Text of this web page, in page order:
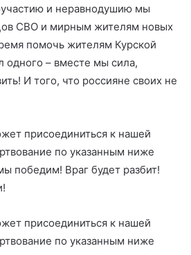
и неравнодушию мы
СВО и мирным жителям новых
помочь жителям Курской
одного – вместе мы сила,
И того, что россияне своих не
присоединиться к нашей
по указанным ниже
победим! Враг будет разбит!
присоединиться к нашей
по указанным ниже